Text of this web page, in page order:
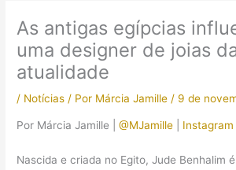
As antigas egípcias
uma designer de joias
atualidade
/ Notícias / Por Márcia Jamille / 9 de
Por Márcia Jamille |@MJamille Instagram
Nascida e criada no Egito, Jude Benhalim